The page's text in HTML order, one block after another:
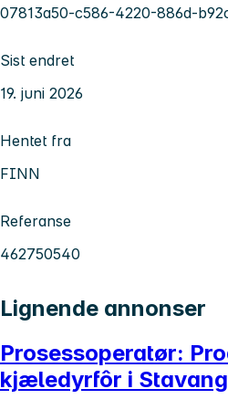
07813a50-c586-4220-886d-
Sist endret
19. juni 2026
Hentet fra
FINN
Referanse
462750540
Lignende annonser
Prosessoperatør:
kjæledyrfôr i